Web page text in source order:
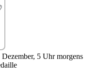
5 Uhr morgens